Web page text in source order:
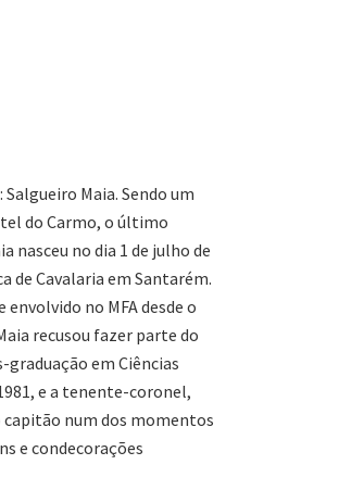
Maia. Sendo um
do Carmo, o último
nasceu no dia 1 de julho de
de Cavalaria em Santarém.
no MFA desde o
recusou fazer parte do
graduação em Ciências
e a tenente-coronel,
capitão num dos momentos
e condecorações